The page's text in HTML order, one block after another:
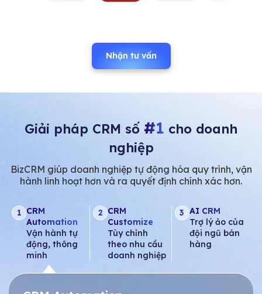
Nhận tư vấn
Giải pháp CRM số #1 cho doanh
nghiệp
BizCRM giúp doanh nghiệp tự động hóa quy trình, vận
hành linh hoạt hơn và ra quyết định chính xác hơn.
1 CRM
Automation
Vận hành tự
động, thông
minh
2 CRM
Customize
Tùy chỉnh
theo nhu cầu
doanh nghiệp
3 AI CRM
Trợ lý ảo của
đội ngũ bán
hàng